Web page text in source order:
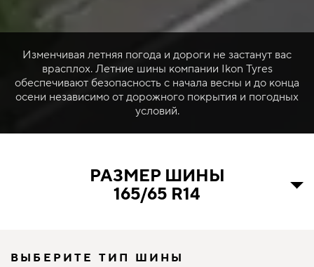
Изменчивая летняя погода и дороги не застанут вас
врасплох. Летние шины компании Ikon Tyres
обеспечивают безопасность с начала весны и до конца
осени независимо от дорожного покрытия и погодных
условий.
РАЗМЕР ШИНЫ
165/65 R14
ВЫБЕРИТЕ ТИП ШИНЫ